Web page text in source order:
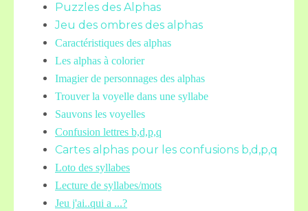
Puzzles des Alphas
Jeu des ombres des alphas
Caractéristiques des alphas
Les alphas à colorier
Imagier de personnages des alphas
Trouver la voyelle dans une syllabe
Sauvons les voyelles
Confusion lettres b,d,p,q
Cartes alphas pour les confusions b,d,p,q
Loto des syllabes
Lecture de syllabes/mots
Jeu j'ai..qui a ...?